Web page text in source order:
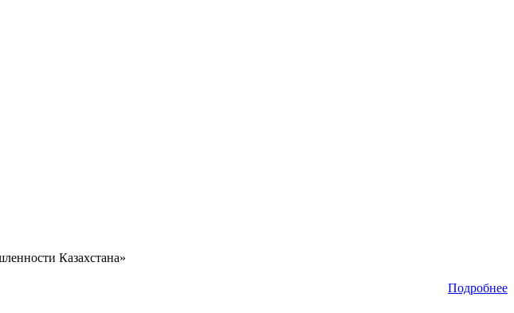
Казахстана»
Подробнее